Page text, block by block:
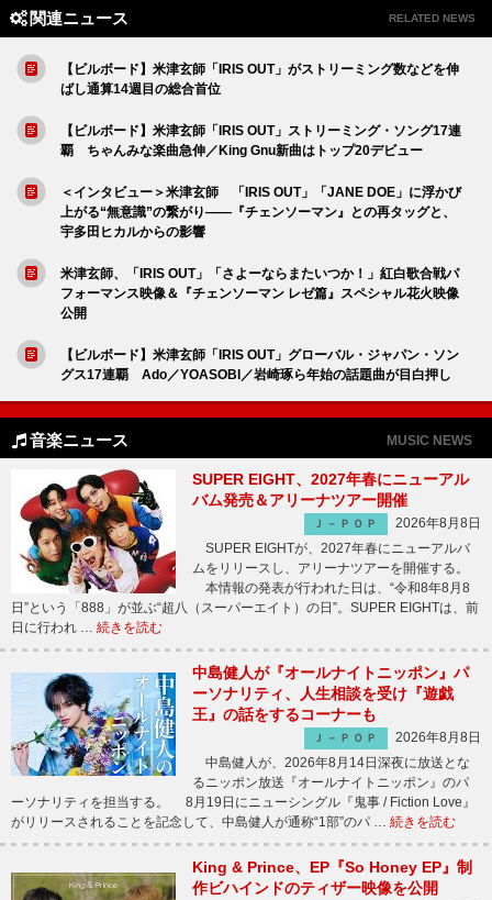
関連ニュース RELATED NEWS
【ビルボード】米津玄師「IRIS OUT」がストリーミング数などを伸
ばし通算14週目の総合首位
【ビルボード】米津玄師「IRIS OUT」ストリーミング・ソング17連
覇 ちゃんみな楽曲急伸／King Gnu新曲はトップ20デビュー
＜インタビュー＞米津玄師 「IRIS OUT」「JANE DOE」に浮かび
上がる“無意識”の繋がり――『チェンソーマン』との再タッグと、
宇多田ヒカルからの影響
米津玄師、「IRIS OUT」「さよーならまたいつか！」紅白歌合戦パ
フォーマンス映像＆『チェンソーマン レゼ篇』スペシャル花火映像
公開
【ビルボード】米津玄師「IRIS OUT」グローバル・ジャパン・ソン
グス17連覇 Ado／YOASOBI／岩崎琢ら年始の話題曲が目白押し
音楽ニュース MUSIC NEWS
SUPER EIGHT、2027年春にニューアル
バム発売＆アリーナツアー開催
Ｊ－ＰＯＰ
2026年8月8日
SUPER EIGHTが、2027年春にニューアルバ
ムをリリースし、アリーナツアーを開催する。
本情報の発表が行われた日は、“令和8年8月8
日”という「888」が並ぶ“超八（スーパーエイト）の日”。SUPER EIGHTは、前
日に行われ … 続きを読む
中島健人が『オールナイトニッポン』パ
ーソナリティ、人生相談を受け『遊戯
王』の話をするコーナーも
Ｊ－ＰＯＰ
2026年8月8日
中島健人が、2026年8月14日深夜に放送とな
るニッポン放送『オールナイトニッポン』のパ
ーソナリティを担当する。 8月19日にニューシングル『鬼事 / Fiction Love』
がリリースされることを記念して、中島健人が通称“1部”のパ … 続きを読む
King & Prince、EP『So Honey EP』制
作ビハインドのティザー映像を公開